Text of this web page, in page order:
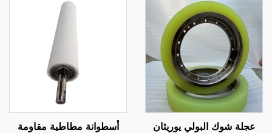
وأسلاك دائرية، مقاومة
للاهتراء
عجلة شوك البولي يوريثان
أسطوانة مطاطية مقاومة